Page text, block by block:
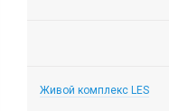
Живой комплекс LES